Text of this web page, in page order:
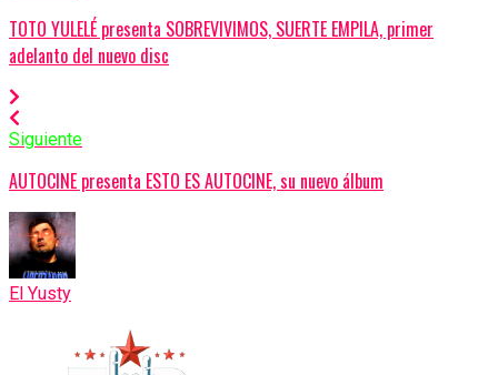
TOTO YULELÉ presenta SOBREVIVIMOS, SUERTE EMPILA, primer
adelanto del nuevo disc
Siguiente
AUTOCINE presenta ESTO ES AUTOCINE, su nuevo álbum
El Yusty